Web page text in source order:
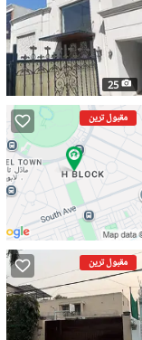
25
مقبول ترین
مقبول ترین